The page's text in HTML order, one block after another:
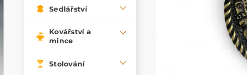
Sedlářství
Kovářství a
mince
Stolování